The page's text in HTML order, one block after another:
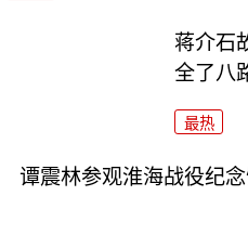
蒋介石
全了八
最热
谭震林参观淮海战役纪念